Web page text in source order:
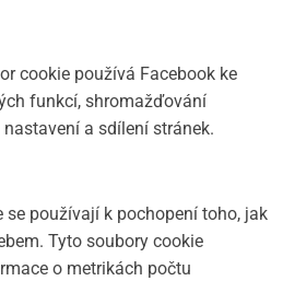
cookie používá Facebook ke
funkcí, shromažďování
a sdílení stránek.
používají k pochopení toho, jak
Tyto soubory cookie
o metrikách počtu